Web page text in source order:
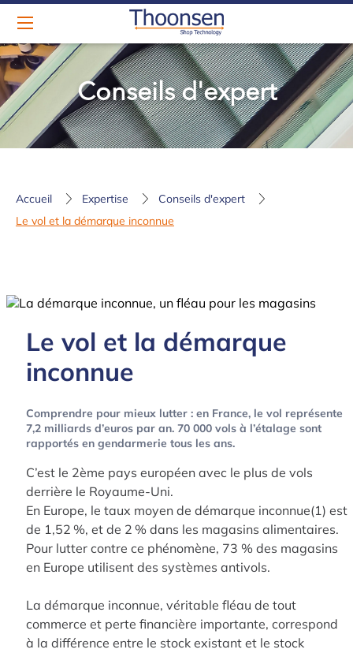
Conseils d'expert
Accueil Expertise
Conseils d'expert
Le vol et la démarque inconnue
Le vol et la démarque
inconnue
Comprendre pour mieux lutter : en France, le vol représente
7,2 milliards d’euros par an. 70 000 vols à l’étalage sont
rapportés en gendarmerie tous les ans.
C’est le 2ème pays européen avec le plus de vols
derrière le Royaume-Uni.
En Europe, le taux moyen de démarque inconnue(1) est
de 1,52 %, et de 2 % dans les magasins alimentaires.
Pour lutter contre ce phénomène, 73 % des magasins
en Europe utilisent des systèmes antivols.
La démarque inconnue, véritable fléau de tout
commerce et perte financière importante, correspond
à la différence entre le stock existant et le stock